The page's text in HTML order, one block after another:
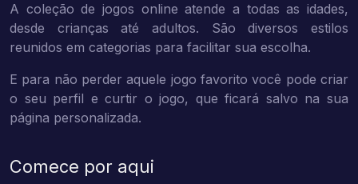
A coleção de jogos online atende a todas as idades,
desde crianças até adultos. São diversos estilos
reunidos em categorias para facilitar sua escolha.
E para não perder aquele jogo favorito você pode criar
o seu perfil e curtir o jogo, que ficará salvo na sua
página personalizada.
Comece por aqui